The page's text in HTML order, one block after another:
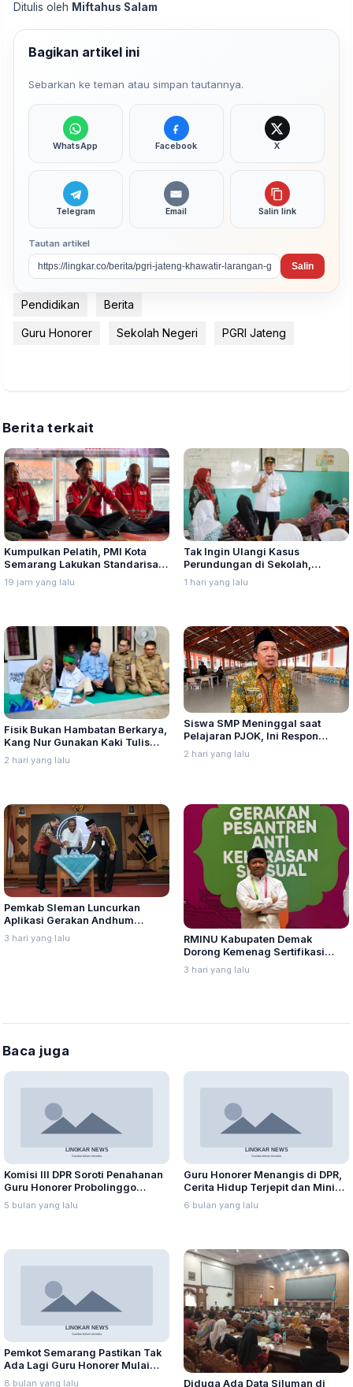
Ditulis oleh Miftahus Salam
Bagikan artikel ini
Sebarkan ke teman atau simpan tautannya.
WhatsApp Facebook X
Telegram Email Salin link
Tautan artikel
Salin
Pendidikan Berita
Guru Honorer Sekolah Negeri PGRI Jateng
Berita terkait
Kumpulkan Pelatih, PMI Kota
Semarang Lakukan Standarisasi
Kurikulum Pembinaan PMR dan
KSR
19 jam yang lalu
Tak Ingin Ulangi Kasus
Perundungan di Sekolah,
Nurkholes Minta Perkuat
Pengawasan Murid
1 hari yang lalu
Fisik Bukan Hambatan Berkarya,
Kang Nur Gunakan Kaki Tulis
Kaligrafi Arab
2 hari yang lalu
Siswa SMP Meninggal saat
Pelajaran PJOK, Ini Respon
Dindikpora Rembang
2 hari yang lalu
Pemkab Sleman Luncurkan
Aplikasi Gerakan Andhum
Handarbeni Penanganan Anak
Tidak Sekolah Berbasis Early
3 hari yang lalu
RMINU Kabupaten Demak
Dorong Kemenag Sertifikasi
Manajemen Perlindungan Santri
3 hari yang lalu
Baca juga
Komisi III DPR Soroti Penahanan
Guru Honorer Probolinggo
karena Rangkap Pekerjaan
5 bulan yang lalu
Guru Honorer Menangis di DPR,
Cerita Hidup Terjepit dan Minim
Perlindungan
6 bulan yang lalu
Pemkot Semarang Pastikan Tak
Ada Lagi Guru Honorer Mulai
2026
8 bulan yang lalu Diduga Ada Data Siluman di